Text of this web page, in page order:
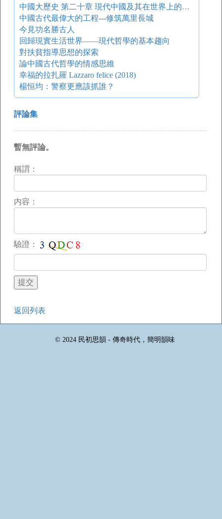
中國大歷史 第二十章 現代中國及其在世界上的地位
中國古代最偉大的工程---修筑萬里長城
今見功名勝古人
回歸現實生活世界——現代哲學的基本趨向
對扶貧指導思想的探索
論中國古代哲學的情感思維
幸福的拉扎羅 Lazzaro felice (2018)
楊恒均：警察更應該抓誰？
評論集
暫無評論。
稱謂：
内容：
驗證：
返回列表
© 2024 民初思韻 - 傳奇時代，簡明韻味